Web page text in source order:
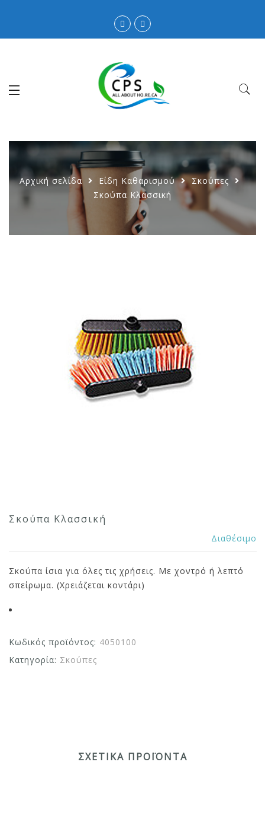
Αρχική σελίδα Είδη Καθαρισμού
Σκούπες
Σκούπα Κλασσική
Σκούπα Κλασσική
Διαθέσιμο
Σκούπα ίσια για όλες τις χρήσεις. Με χοντρό ή λεπτό
σπείρωμα. (Χρειάζεται κοντάρι)
Κωδικός προϊόντος: 4050100
Κατηγορία: Σκούπες
ΣΧΕΤΙΚΆ ΠΡΟΪΌΝΤΑ